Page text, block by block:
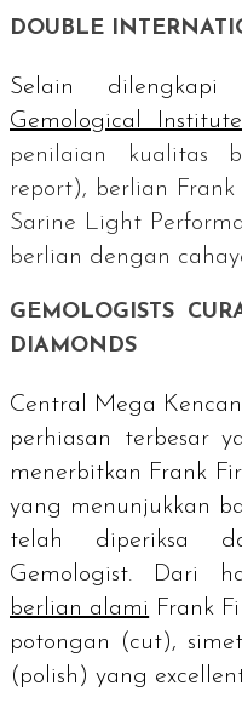
DOUBLE
Selain dilengkapi
Gemological
penilaian kualitas
report), berlian
Sarine Light
berlian dengan
GEMOLOGISTS
DIAMONDS
Central Mega
perhiasan terbesar
menerbitkan Frank
yang menunjukkan
telah diperiksa
Gemologist.
Dari
berlian alami Frank
potongan (cut),
( polish ) yang